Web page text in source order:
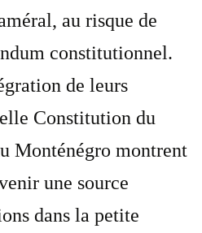
au risque de
constitutionnel.
de leurs
Constitution du
Monténégro montrent
une source
dans la petite